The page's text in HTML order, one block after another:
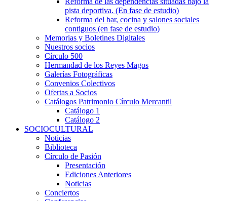
pista deportiva. (En fase de estudio)
Reforma del bar, cocina y salones sociales
contiguos (en fase de estudio)
Memorias y Boletines Digitales
Nuestros socios
Círculo 500
Hermandad de los Reyes Magos
Galerías Fotográficas
Convenios Colectivos
Ofertas a Socios
Catálogos Patrimonio Círculo Mercantil
Catálogo 1
Catálogo 2
SOCIOCULTURAL
Noticias
Biblioteca
Círculo de Pasión
Presentación
Ediciones Anteriores
Noticias
Conciertos